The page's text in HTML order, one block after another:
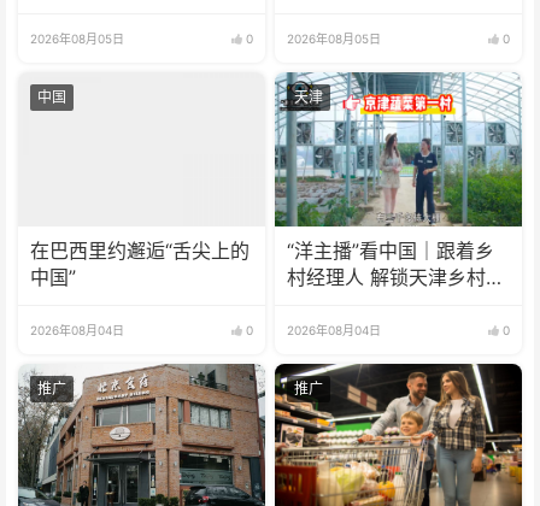
2026年08月05日 0 2026年08月05日 0
中国
在巴西里约邂逅“舌尖上的
中国”
2026年08月04日 0
天津
“洋主播”看中国｜跟着乡
村经理人 解锁天津乡村振
2026年08月04日 0
推广 推广